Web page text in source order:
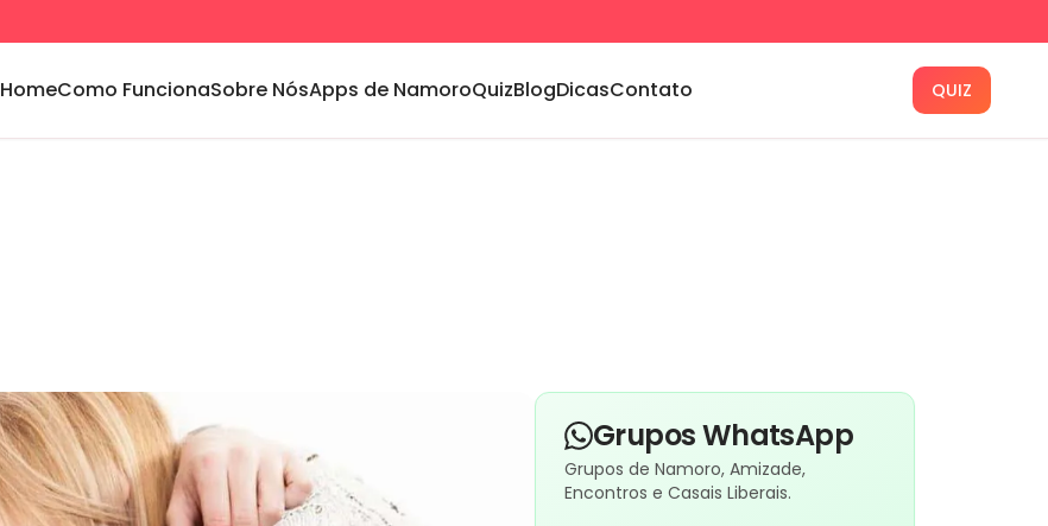
HomeComo FuncionaSobre NósApps de NamoroQuizBlogDicasContato QUIZ
Grupos WhatsApp
Grupos de Namoro, Amizade,
Encontros e Casais Liberais.